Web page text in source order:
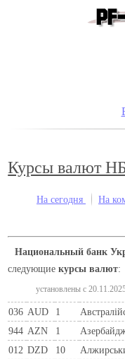
Курсы валют
На сегодня На
Национальный банк
следующиекурсы валют:
установлены c
036 AUD 1
944 AZN 1
012 DZD 10